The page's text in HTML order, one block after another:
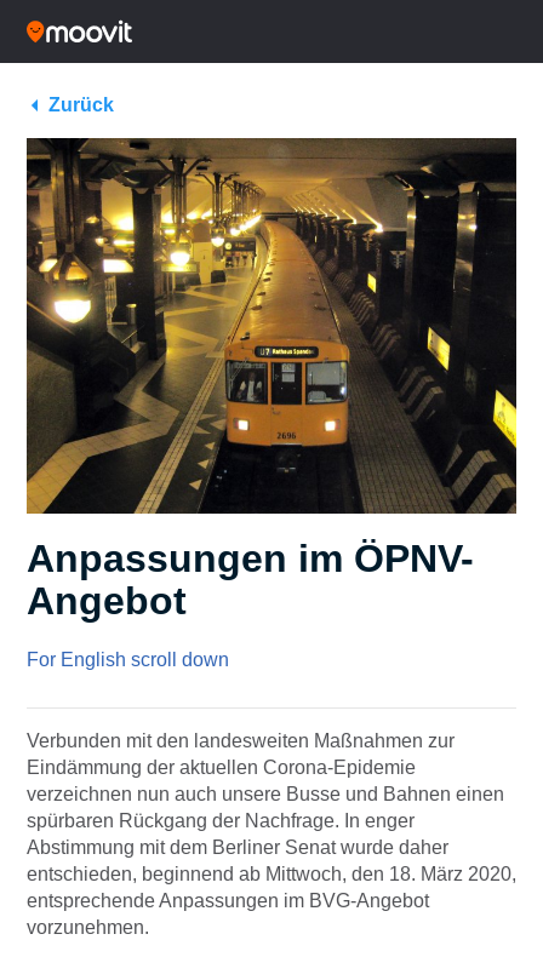
Zurück
Anpassungen im ÖPNV-
Angebot
For English scroll down
Verbunden mit den landesweiten Maßnahmen zur
Eindämmung der aktuellen Corona-Epidemie
verzeichnen nun auch unsere Busse und Bahnen einen
spürbaren Rückgang der Nachfrage. In enger
Abstimmung mit dem Berliner Senat wurde daher
entschieden, beginnend ab Mittwoch, den 18. März 2020,
entsprechende Anpassungen im BVG-Angebot
vorzunehmen.